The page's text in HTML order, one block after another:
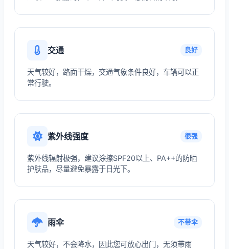
交通 良好
天气较好，路面干燥，交通气象条件良好，车辆可以正
常行驶。
紫外线强度 很强
紫外线辐射极强，建议涂擦SPF20以上、PA++的防晒
护肤品，尽量避免暴露于日光下。
雨伞 不带伞
天气较好，不会降水，因此您可放心出门，无须带雨